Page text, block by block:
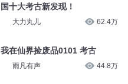
国十大考古新发现！
大力丸儿 62.4万
我在仙界捡废品0101 考古
雨凡有声 44.8万